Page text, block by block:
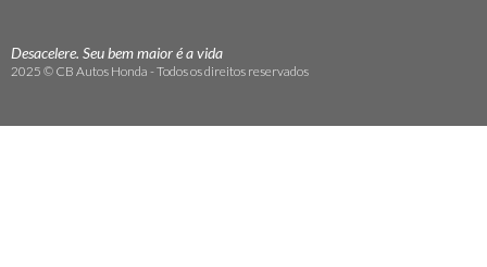
Desacelere. Seu bem maior é a vida
2025 © CB Autos Honda - Todos os direitos reservados